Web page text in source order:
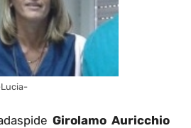
Girolamo Auricchio